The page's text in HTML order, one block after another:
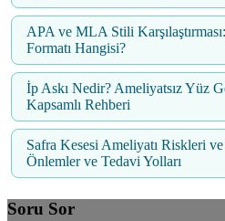
APA ve MLA Stili
Formatı Hangisi?
İp Askı Nedir? Ameliyatsız Yüz
Kapsamlı Rehberi
Safra Kesesi Ameliyatı Riskleri
Önlemler ve Tedavi Yolları
Soru Sor